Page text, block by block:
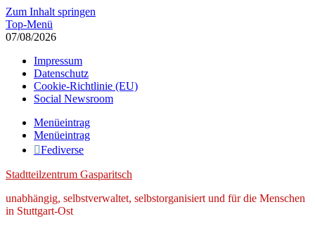
Zum Inhalt springen
Top-Menü
07/08/2026
Impressum
Datenschutz
Cookie-Richtlinie (EU)
Social Newsroom
Menüeintrag
Menüeintrag
Fediverse
Stadtteilzentrum Gasparitsch
unabhängig, selbstverwaltet, selbstorganisiert und für die Menschen
in Stuttgart-Ost